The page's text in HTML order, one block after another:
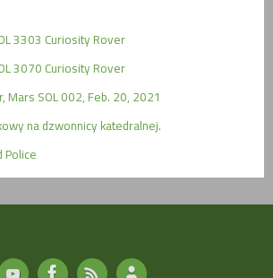
3303 Curiosity Rover
3070 Curiosity Rover
Mars SOL 002, Feb. 20, 2021
na dzwonnicy katedralnej.
Police